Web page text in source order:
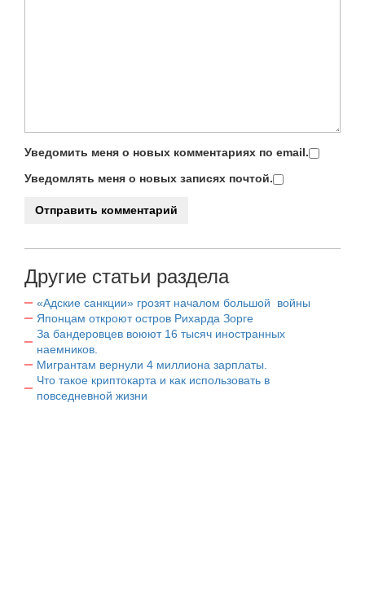
Уведомить меня о новых комментариях по email.
Уведомлять меня о новых записях почтой.
Другие статьи раздела
«Адские санкции» грозят началом большой войны
Японцам откроют остров Рихарда Зорге
За бандеровцев воюют 16 тысяч иностранных
наемников.
Мигрантам вернули 4 миллиона зарплаты.
Что такое криптокарта и как использовать в
повседневной жизни